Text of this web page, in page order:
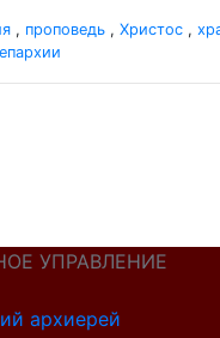
, проповедь , Христос ,
УПРАВЛЕНИЕ
архиерей